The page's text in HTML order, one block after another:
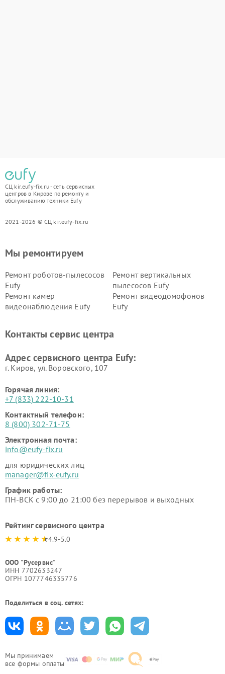
СЦ kir.eufy-fix.ru - сеть сервисных
центров в Кирове по ремонту и
обслуживанию техники Eufy
2021-2026 © СЦ kir.eufy-fix.ru
Мы принимаем
все формы оплаты
Мы ремонтируем
Ремонт роботов-пылесосов
Eufy
Ремонт вертикальных
пылесосов Eufy
Ремонт камер
видеонаблюдения Eufy
Ремонт видеодомофонов
Eufy
Контакты сервис центра
Адрес сервисного центра Eufy:
г. Киров, ул. Воровского, 107
Горячая линия:
+7 (833) 222-10-31
Контактный телефон:
8 (800) 302-71-75
Электронная почта:
info@eufy-fix.ru
для юридических лиц
manager@fix-eufy.ru
График работы:
ПН-ВСК с 9:00 до 21:00 без перерывов и выходных
Рейтинг сервисного центра
4.9-5.0
ООО "Русервис"
ИНН 7702633247
ОГРН 1077746335776
Поделиться в соц. сетях: